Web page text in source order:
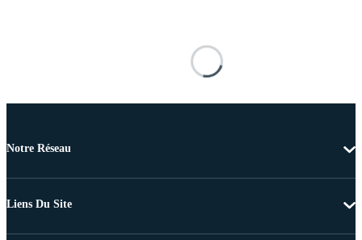
Notre Réseau
Liens Du Site